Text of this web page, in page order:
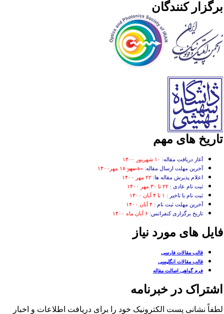
کنندگان
های مهم
آغاز دریافت مقاله: ۱۰ شهریور ۱۴۰۰
آخرین مهلت ارسال مقاله: ۱۰ مهر
۱۸ مهر۱۴۰۰
اعلام پذیرش مقاله ها: ۲۲ مهر ۱۴۰۰
ثبت نام عادی : ۲۲ تا ۳۰ مهر ۱۴۰۰
ثبت نام با تاخیر :
آخرین مهلت ثبت نام : ۴ آبان ۱۴۰۰
تاریخ برگزاری کنفرانس: ۶ آبان ماه ۱۴۰۰
های مورد نیاز
قالب مقالات فارسی
قالب مقالات انگلیسی
فرم گواهی اصالت مقاله
در خبرنامه
نشانی پست الکترونیک خود را برای دریافت اطلاعات و اخبار